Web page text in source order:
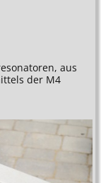
aus
der M4